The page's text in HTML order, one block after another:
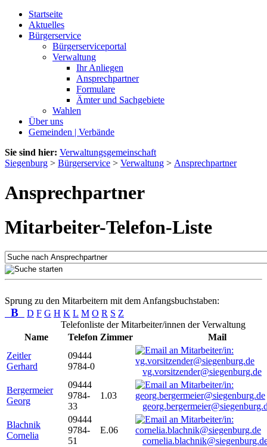
Startseite
Aktuelles
Bürgerservice
Bürgerserviceportal
Verwaltung
Ihr Anliegen
Ansprechpartner
Formulare
Ämter und Sachgebiete
Wahlen
Über uns
Gemeinden | Verbände
Sie sind hier: Verwaltungsgemeinschaft
Siegenburg > Bürgerservice > Verwaltung > Ansprechpartner
Ansprechpartner
Mitarbeiter-Telefon-Liste
Sprung zu den Mitarbeitern mit dem Anfangsbuchstaben:
B D F G H K L M O R S Z
Telefonliste der Mitarbeiter/innen der Verwaltung
Name
Telefon Zimmer
Mail
Zeitler
Gerhard
09444
9784-0
vg.vorsitzender@siegenburg.de
Bergermeier
Georg
09444
9784-
33
1.03
Blachnik
Cornelia
09444
9784-
51
E.06